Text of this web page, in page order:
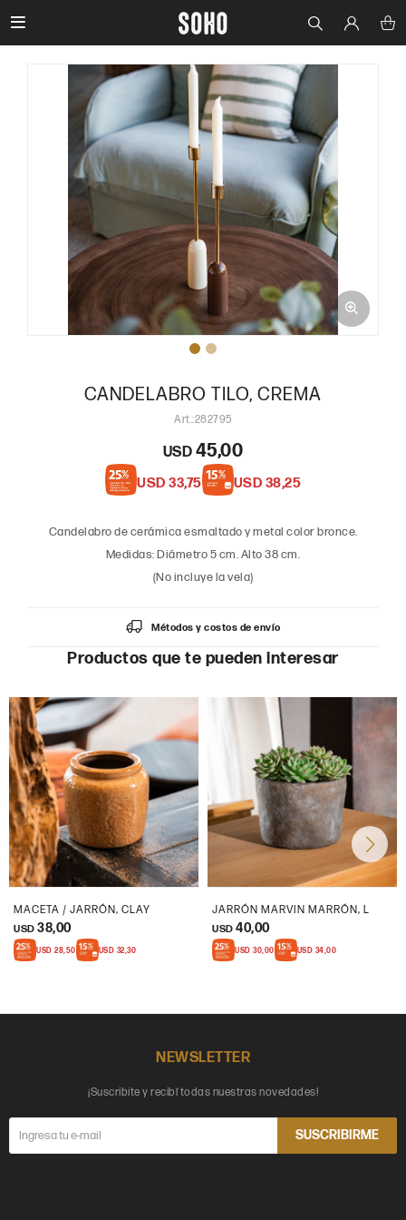

CANDELABRO TILO, CREMA
282795
USD 45,00
USD 33,75 USD 38,25
Candelabro de cerámica esmaltado y metal color bronce.
Medidas: Diámetro 5 cm. Alto 38 cm.
(No incluye la vela)
Métodos y costos de envío
Productos que te pueden interesar
MACETA / JARRÓN, CLAY
USD 38,00
USD 28,50 USD 32,30
JARRÓN MARVIN MARRÓN, L
USD 40,00
USD 30,00 USD 34,00
NEWSLETTER
¡Suscribite y recibí todas nuestras novedades!
SUSCRIBIRME